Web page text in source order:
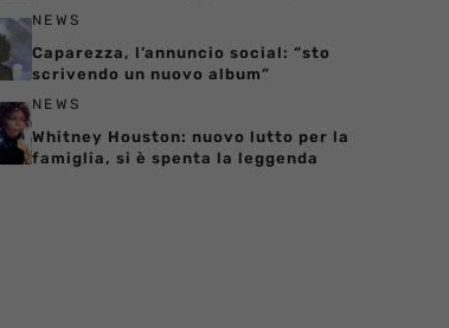
NEWS
Caparezza, l’annuncio social: “sto
scrivendo un nuovo album”
NEWS
Whitney Houston: nuovo lutto per la
famiglia, si è spenta la leggenda